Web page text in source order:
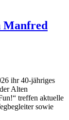
Manfred
ihr 40-jähriges
Alten
treffen aktuelle
sowie